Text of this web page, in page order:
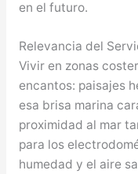
en el futuro.
Relevancia del
Vivir en zonas
encantos: paisajes
esa brisa marina
proximidad al mar
para los
humedad y el aire